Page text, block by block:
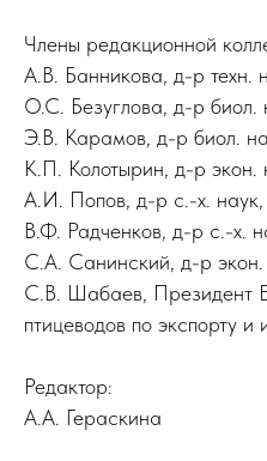
Члены редакционной
А.В. Банникова, д-р техн.
О.С. Безуглова, д-р биол.
Э.В. Карамов, д-р биол.
К.П. Колотырин, д-р экон.
А.И. Попов, д-р с.-х. наук,
В.Ф. Радченков, д-р с.-х.
С.А. Санинский, д-р экон.
С.В. Шабаев, Президент
птицеводов по экспорту
Редактор:
А.А. Гераскина